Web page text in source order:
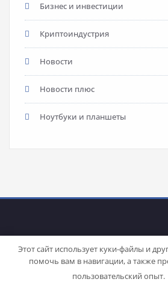
Бизнес и инвестиции
Криптоиндустрия
Новости
Новости плюс
Ноутбуки и планшеты
WordPress | Theme:
Этот сайт использует куки-файлы и
помочь вам в навигации, а также
пользовательский опыт.